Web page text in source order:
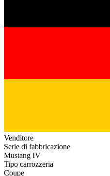
Venditore
Serie di fabbricazione
Mustang IV
Tipo carrozzeria
Coupe